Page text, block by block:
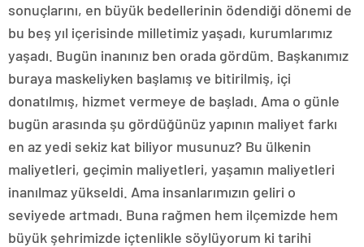
sonuçlarını, en büyük bedellerinin ödendiği dönemi de
bu beş yıl içerisinde milletimiz yaşadı, kurumlarımız
yaşadı. Bugün inanınız ben orada gördüm. Başkanımız
buraya maskeliyken başlamış ve bitirilmiş, içi
donatılmış, hizmet vermeye de başladı. Ama o günle
bugün arasında şu gördüğünüz yapının maliyet farkı
en az yedi sekiz kat biliyor musunuz? Bu ülkenin
maliyetleri, geçimin maliyetleri, yaşamın maliyetleri
inanılmaz yükseldi. Ama insanlarımızın geliri o
seviyede artmadı. Buna rağmen hem ilçemizde hem
büyük şehrimizde içtenlikle söylüyorum ki tarihi